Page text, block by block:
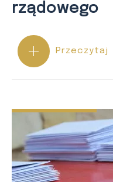
rządowego
Przeczytaj